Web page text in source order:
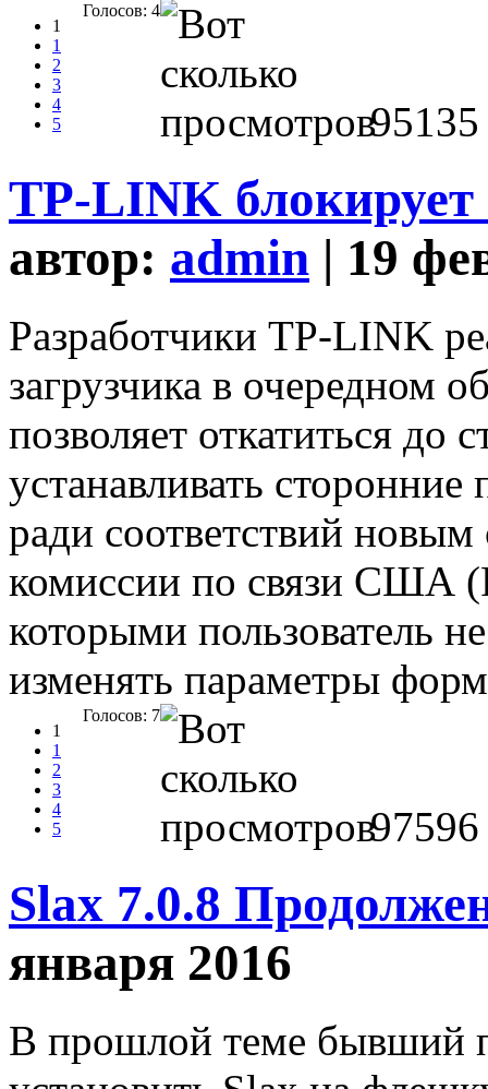
1
1
2
3
4
5
Голосов: 4
95135
TP-LINK
автор: admin | 19
Разработчики TP-LINK
загрузчика в очередном
позволяет откатиться до
устанавливать
ради соответствий
комиссии по связи США
которыми пользователь
изменять параметры
1
1
2
3
4
5
Голосов: 7
97596
Slax 7.0.8
января 2016
В прошлой теме бывший